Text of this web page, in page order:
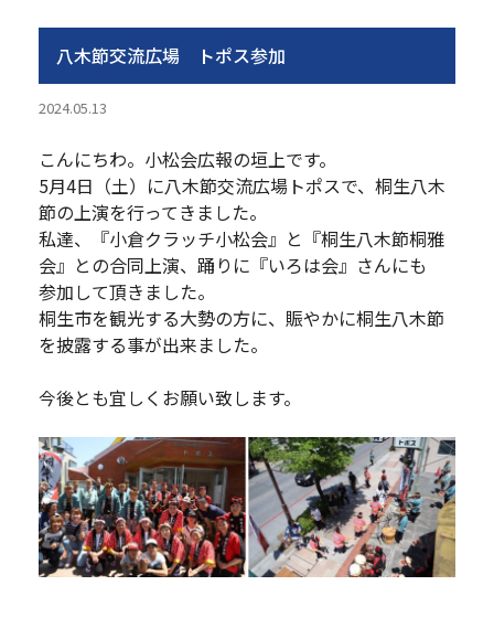
八木節交流広場 トポス参加
2024.05.13
こんにちわ。小松会広報の垣上です。
5月4日（土）に八木節交流広場トポスで、桐生八木
節の上演を行ってきました。
私達、『小倉クラッチ小松会』と『桐生八木節桐雅
会』との合同上演、踊りに『いろは会』さんにも
参加して頂きました。
桐生市を観光する大勢の方に、賑やかに桐生八木節
を披露する事が出来ました。
今後とも宜しくお願い致します。